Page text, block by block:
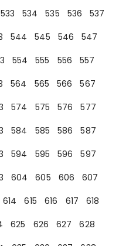
533 534 535 536
537
544 545 546
547
554 555 556
557
564 565 566
567
574 575 576
577
584 585 586
587
594 595 596
597
604 605 606
607
614 615 616 617
618
625 626 627
628